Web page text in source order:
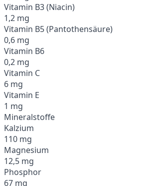
Vitamin B3 (Niacin)
1,2 mg
Vitamin B5 (Pantothensäure)
0,6 mg
Vitamin B6
0,2 mg
Vitamin C
6 mg
Vitamin E
1 mg
Mineralstoffe
Kalzium
110 mg
Magnesium
12,5 mg
Phosphor
67 mg